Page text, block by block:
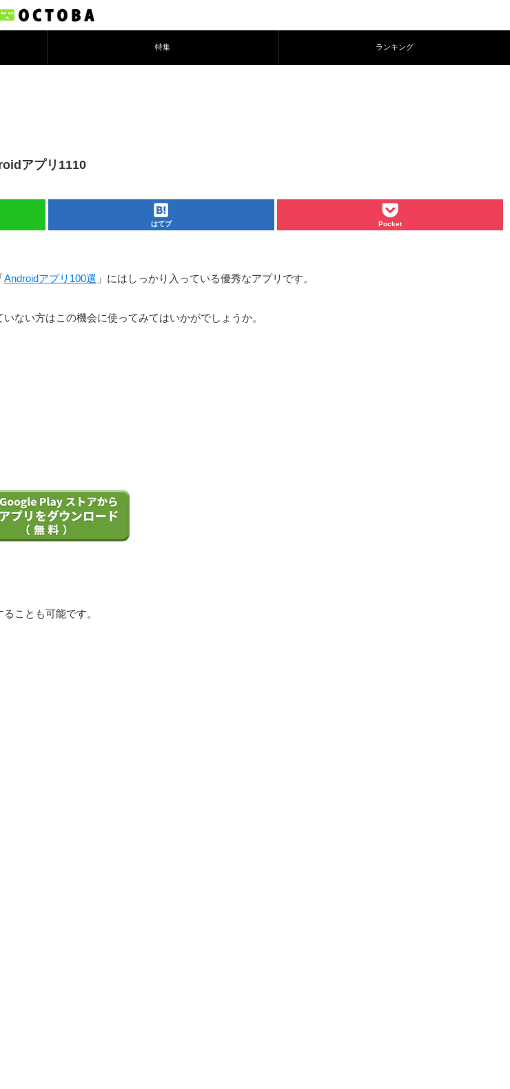
特集 ランキング
アプリ1110
はてブ Pocket
Androidアプリ100選 」にはしっかり入っている優秀なアプリです。
ない方はこの機会に使ってみてはいかがでしょうか。
ことも可能です。